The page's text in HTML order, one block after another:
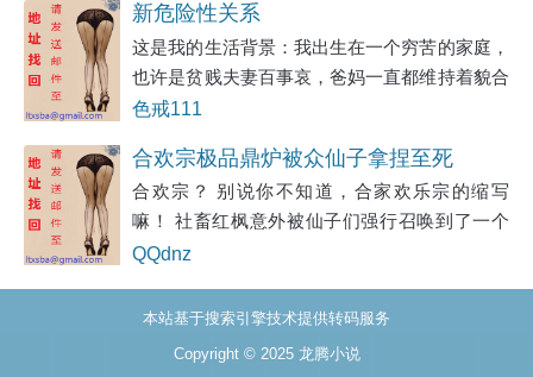
的男老师会有什么想法？ 没错我和老婆就是这
么认识的 我来这里兼职其实也有这方面的想法
因为学艺术的大部分都是女孩 而且相对比较漂
亮 想着没事能跟学生约个炮什么的 我也确实是
跟
新危险性关系
这是我的生活背景：我出生在一个穷苦的家庭，
也许是贫贱夫妻百事哀，爸妈一直都维持着貌合
神离的婚姻。没离婚，仍同住在一个屋檐下。他
婚需要钱、孩子没长大前没办法离、离婚结婚没
什么分别，生活还是得继续。
色戒111
合欢宗极品鼎炉被众仙子拿捏至死
合欢宗？ 别说你不知道，合家欢乐宗的缩写
嘛！ 社畜红枫意外被仙子们强行召唤到了一个
男人灭亡的修仙世界，沦为极品鼎炉工具人，与
人？ 所有女人都争先恐后强行与自己爱爱？ 就
长生大道？后宫妻妾？师傅师叔师祖徒弟？无敌
QQdnz
本站基于搜索引擎技术提供转码服务
Copyright © 2025 龙腾小说